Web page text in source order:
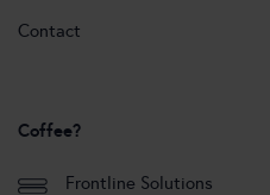
Contact
Coffee?
Frontline Solutions